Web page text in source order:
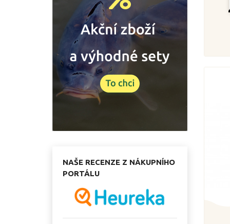
NAŠE RECENZE Z NÁKUPNÍHO
PORTÁLU